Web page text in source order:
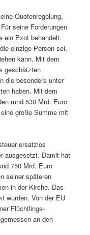
Quotenregelung,
seine Forderungen
ein Exot behandelt.
einzige Person sei,
kann. Mit dem
geschätzten
die besonders unter
haben. Mit dem
rund 530 Mrd. Euro
große Summe mit
ersatzlos
ausgesetzt. Damit hat
750 Mrd. Euro
seiner späteren
in der Kirche. Das
wurden. Von der EU
Flüchtlings-
an den